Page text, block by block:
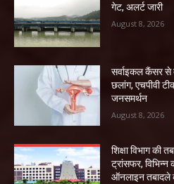
गेट, अलर्ट जारी
August 8, 2026
सर्वाइकल कैंसर से
छलांग, एचपीवी
जनसमर्थन
August 8, 2026
शिक्षा विभाग की
ट्रांसफर,
ऑनलाइन तबादले